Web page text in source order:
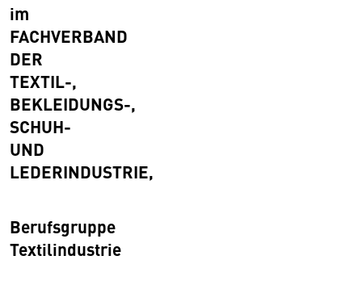
im
FACHVERBAND
DER
TEXTIL-,
BEKLEIDUNGS-,
SCHUH-
UND
LEDERINDUSTRIE,
Berufsgruppe
Textilindustrie